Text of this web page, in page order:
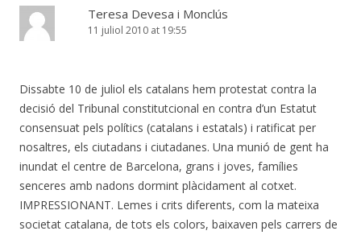
Teresa Devesa i Monclús
11 juliol 2010 at 19:55
Dissabte 10 de juliol els catalans hem protestat contra la
decisió del Tribunal constitutcional en contra d’un Estatut
consensuat pels polítics (catalans i estatals) i ratificat per
nosaltres, els ciutadans i ciutadanes. Una munió de gent ha
inundat el centre de Barcelona, grans i joves, famílies
senceres amb nadons dormint plàcidament al cotxet.
IMPRESSIONANT. Lemes i crits diferents, com la mateixa
societat catalana, de tots els colors, baixaven pels carrers de